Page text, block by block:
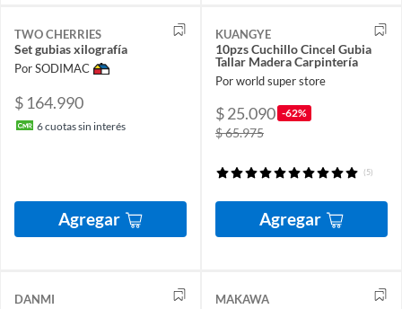
TWO CHERRIES
Set gubias xilografía
Por SODIMAC
$ 164.990
6cuotas sin interés
Agregar
KUANGYE
10pzs Cuchillo Cincel Gubia
Tallar Madera Carpintería
Por world super store
$ 25.090 -62%
$ 65.975
(5)
Agregar
DANMI MAKAWA